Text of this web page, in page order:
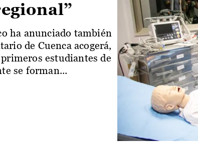
ha anunciado también
de Cuenca acogerá,
estudiantes de
se forman...